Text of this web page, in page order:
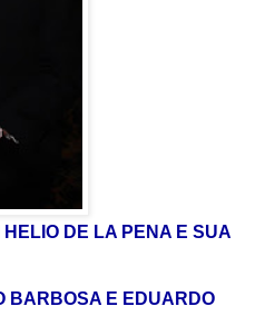
DE LA PENA E SUA
BARBOSA E EDUARDO